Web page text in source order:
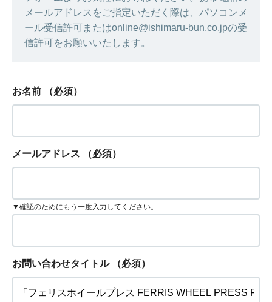
メールアドレスをご指定いただく際は、パソコンメ
ール受信許可またはonline@ishimaru-bun.co.jpの受
信許可をお願いいたします。
お名前 （必須）
メールアドレス （必須）
▼確認のためにもう一度入力してください。
お問い合わせタイトル （必須）